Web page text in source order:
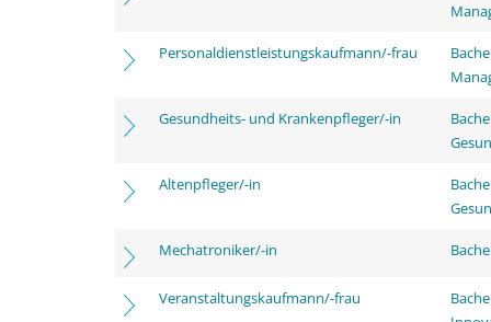
Personaldienstleistungskaufmann/-frau
Gesundheits- und Krankenpfleger/-in
Altenpfleger/-in
Mechatroniker/-in
Veranstaltungskaufmann/-frau